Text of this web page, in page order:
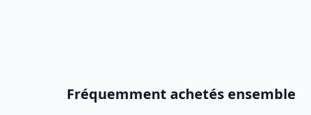
Fréquemment achetés ensemble